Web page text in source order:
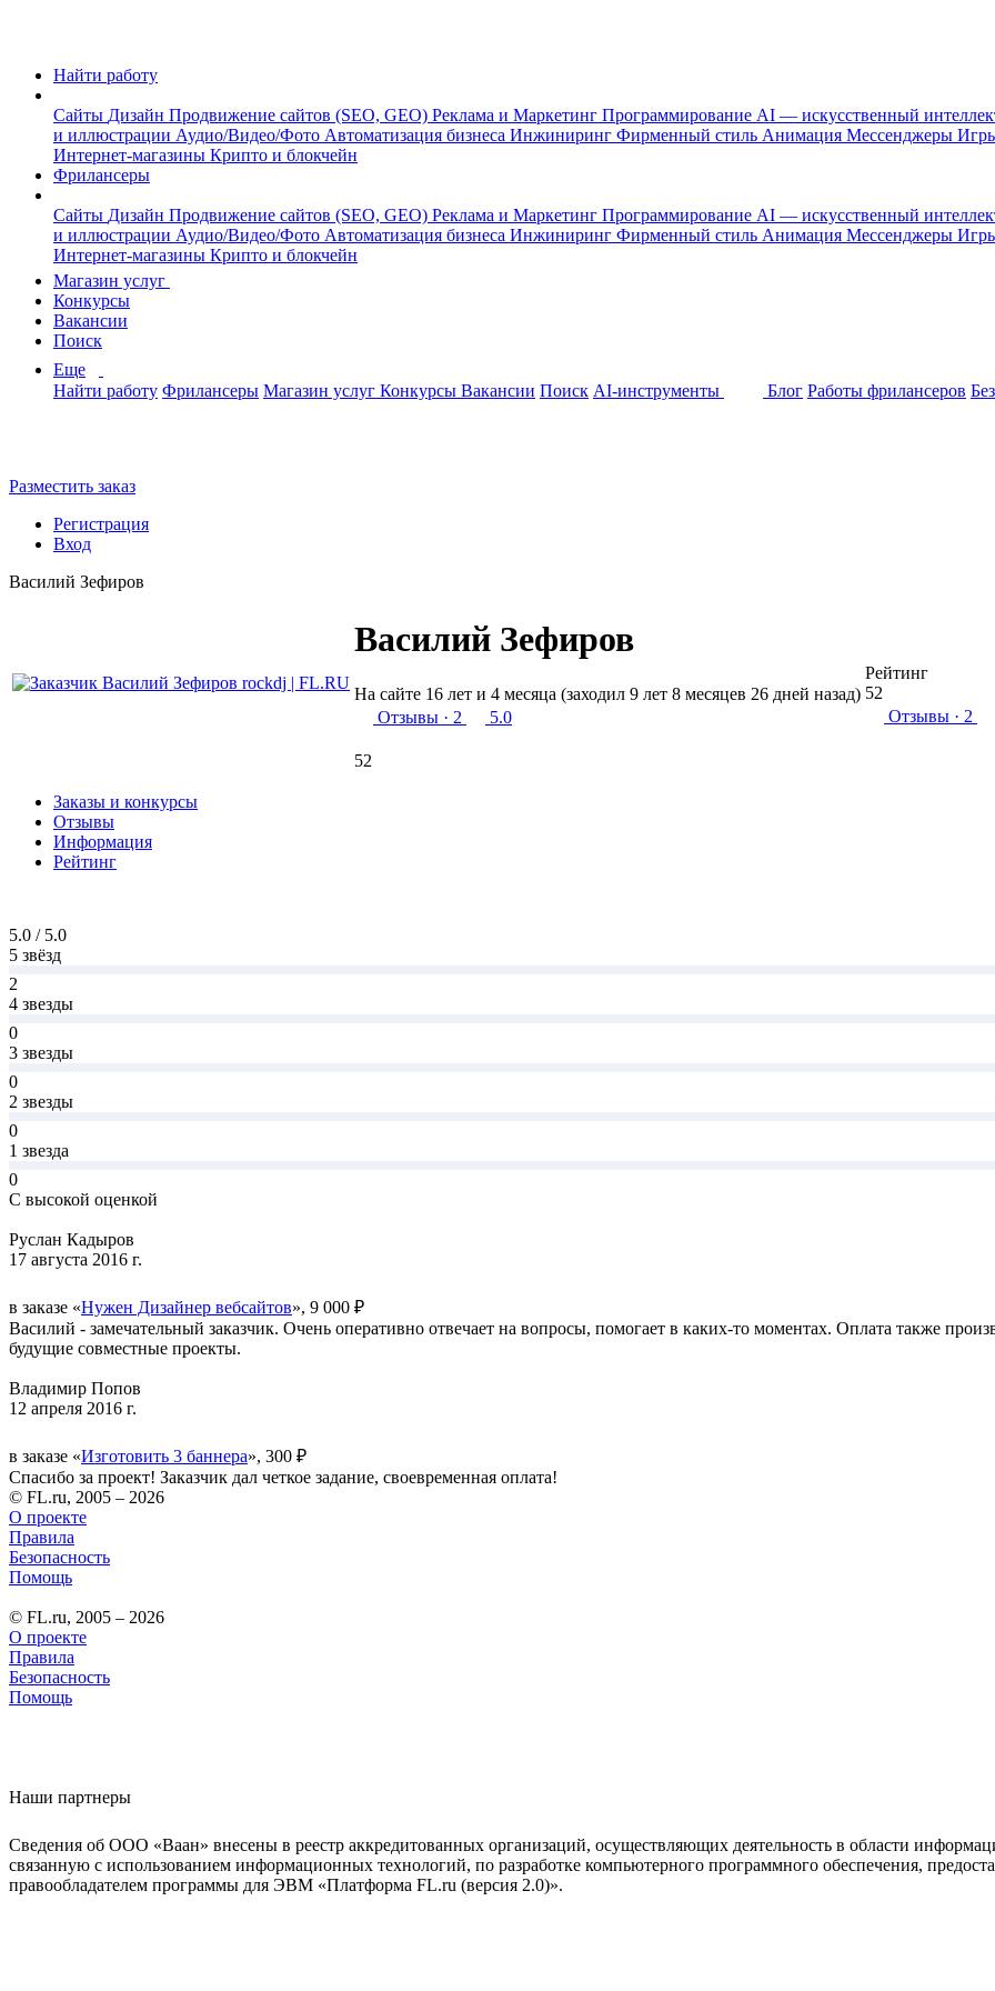
Найти работу
Сайты Дизайн Продвижение сайтов (SEO, GEO) Реклама и Маркетинг Программирование AI — искусственный
и иллюстрации Аудио/Видео/Фото Автоматизация бизнеса Инжиниринг Фирменный стиль Анимация Мессенджеры
Интернет-магазины Крипто и блокчейн
Фрилансеры
Сайты Дизайн Продвижение сайтов (SEO, GEO) Реклама и Маркетинг Программирование AI — искусственный
и иллюстрации Аудио/Видео/Фото Автоматизация бизнеса Инжиниринг Фирменный стиль Анимация Мессенджеры
Интернет-магазины Крипто и блокчейн
Магазин услуг
Конкурсы
Вакансии
Поиск
Еще
Найти работу Фрилансеры Магазин услуг Конкурсы Вакансии Поиск AI-инструменты Блог Работы фрилансеров
Разместить заказ
Регистрация
Вход
Василий Зефиров
Василий Зефиров
На сайте 16 лет и 4 месяца (заходил 9 лет 8 месяцев 26 дней назад)
Отзывы · 2 5.0
52
Рейтинг
52
Отзывы · 2
Заказы и конкурсы
Отзывы
Информация
Рейтинг
5.0 / 5.0
5 звёзд
2
4 звезды
0
3 звезды
0
2 звезды
0
1 звезда
0
С высокой оценкой
Руслан Кадыров
17 августа 2016 г.
в заказе «Нужен Дизайнер вебсайтов», 9 000 ₽
Василий - замечательный заказчик. Очень оперативно отвечает на вопросы, помогает в каких-то моментах. Оплата также
будущие совместные проекты.
Владимир Попов
12 апреля 2016 г.
в заказе «Изготовить 3 баннера», 300 ₽
Спасибо за проект! Заказчик дал четкое задание, своевременная оплата!
© FL.ru, 2005 – 2026
О проекте
Правила
Безопасность
Помощь
© FL.ru, 2005 – 2026
О проекте
Правила
Безопасность
Помощь
Наши партнеры
Сведения об ООО «Ваан» внесены в реестр аккредитованных организаций, осуществляющих деятельность в области
связанную с использованием информационных технологий, по разработке компьютерного программного обеспечения,
правообладателем программы для ЭВМ «Платформа FL.ru (версия 2.0)».